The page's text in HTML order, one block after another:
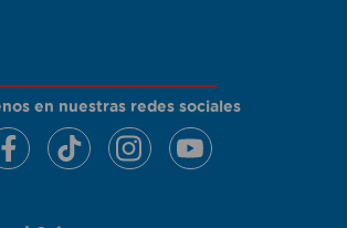
en nuestras redes sociales